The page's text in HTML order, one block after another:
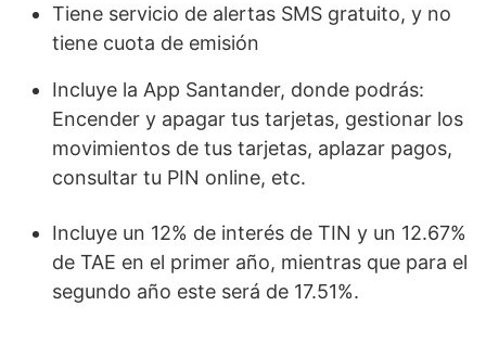
Tiene servicio de alertas SMS gratuito, y no
tiene cuota de emisión
Incluye la App Santander, donde podrás:
Encender y apagar tus tarjetas, gestionar los
movimientos de tus tarjetas, aplazar pagos,
consultar tu PIN online, etc.
Incluye un 12% de interés de TIN y un 12.67%
de TAE en el primer año, mientras que para el
segundo año este será de 17.51%.